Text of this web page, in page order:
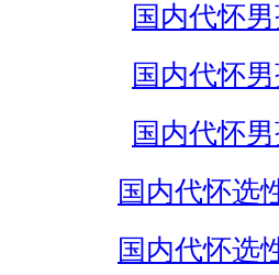
国内代怀
国内代怀
国内代怀
国内代怀选
国内代怀选